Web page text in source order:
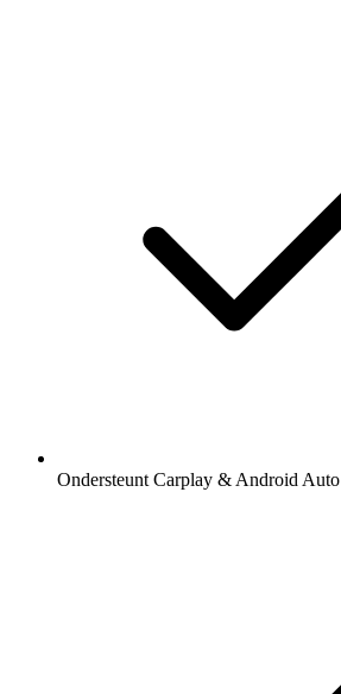
Ondersteunt Carplay & Android Auto